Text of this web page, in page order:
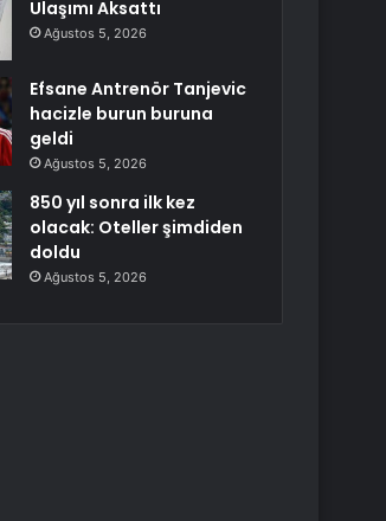
Ulaşımı Aksattı
Ağustos 5, 2026
Efsane Antrenör Tanjevic
hacizle burun buruna
geldi
Ağustos 5, 2026
850 yıl sonra ilk kez
olacak: Oteller şimdiden
doldu
Ağustos 5, 2026